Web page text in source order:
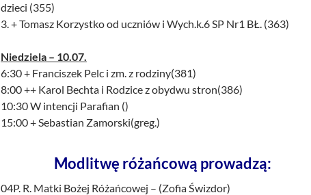
dzieci (355)
3. + Tomasz Korzystko od uczniów i Wych.k.6 SP Nr1 BŁ. (363)
Niedziela – 10.07.
6:30 + Franciszek Pelc i zm. z rodziny(381)
8:00 ++ Karol Bechta i Rodzice z obydwu stron(386)
10:30 W intencji Parafian ()
15:00 + Sebastian Zamorski(greg.)
Modlitwę różańcową prowadzą:
04P. R. Matki Bożej Różańcowej – (Zofia Świzdor)